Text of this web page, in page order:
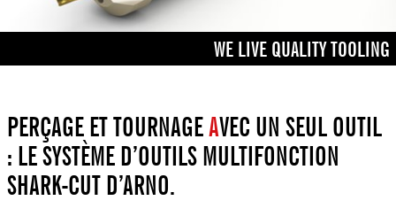
WE LIVE QUALITY TOOLING
PERÇAGE ET TOURNAGEAVEC UN SEUL OUTIL
: LE SYSTÈME D’OUTILS MULTIFONCTION
SHARK-CUT D’ARNO.